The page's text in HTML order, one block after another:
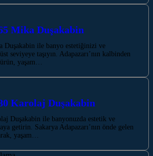
Mika Duşakabin
Duşakabin ile banyo estetiğinizi ve
seviyeye taşıyın. Adapazarı’nın kalbinden
yaşam…
Karolaj Duşakabin
Duşakabin ile banyonuzda estetik ve
getirin. Sakarya Adapazarı’nın önde gelen
yaşam…